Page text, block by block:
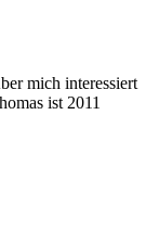
mich interessiert
ist 2011